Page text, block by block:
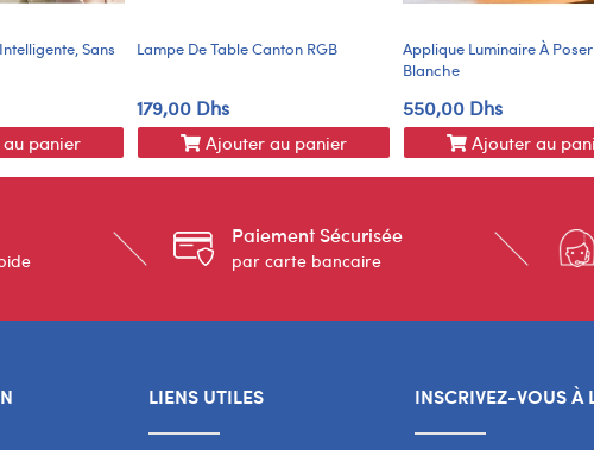
Sans
panier
Lampe De Table Canton RGB
179,00 Dhs
Ajouter au panier
Applique Luminaire À Poser Monkey,
Blanche
550,00 Dhs
Ajouter au
Paiement Sécurisée
par carte bancaire
LIENS UTILES INSCRIVEZ-VOUS À